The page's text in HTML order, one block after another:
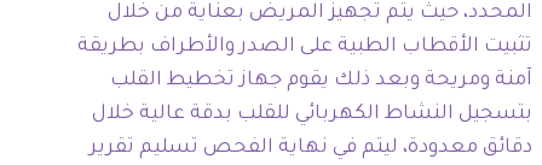
المحدد، حيث يتم تجهيز المريض بعناية من خلال
تثبيت الأقطاب الطبية على الصدر والأطراف بطريقة
آمنة ومريحة وبعد ذلك يقوم جهاز تخطيط القلب
بتسجيل النشاط الكهربائي للقلب بدقة عالية خلال
دقائق معدودة، ليتم في نهاية الفحص تسليم تقرير